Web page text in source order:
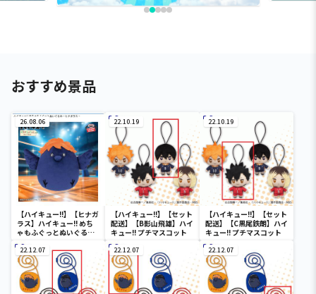
おすすめ景品
26.08.06
【ハイキュー!!】【ヒナガ
ラス】ハイキュー!! めち
ゃもふぐっとぬいぐるみ
～ヒナガラス～
22.10.19
【ハイキュー!!】【セット
配送】【B影山飛雄】ハイ
キュー!! プチマスコット
22.10.19
【ハイキュー!!】【セット
配送】【C黒尾鉄朗】ハイ
キュー!! プチマスコット
22.12.07 22.12.07 22.12.07